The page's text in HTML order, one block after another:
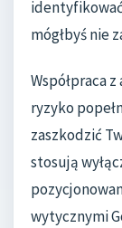
mógłbyś nie
Współpraca
ryzyko
zaszkodzić
stosują
wytycznymi